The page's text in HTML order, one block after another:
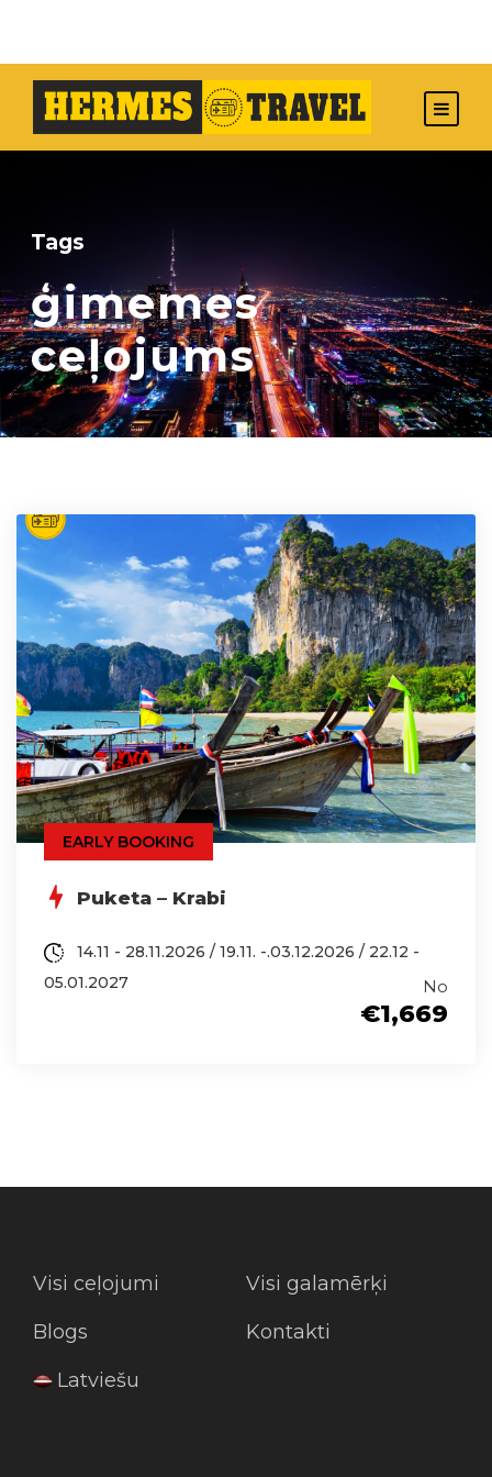
Tags
ģimemes
ceļojums
EARLY BOOKING
Puketa – Krabi
No
€1,669
14.11 - 28.11.2026 / 19.11. -.03.12.2026 / 22.12 -
05.01.2027
Visi ceļojumi
Visi galamērķi
Blogs
Kontakti
Latviešu